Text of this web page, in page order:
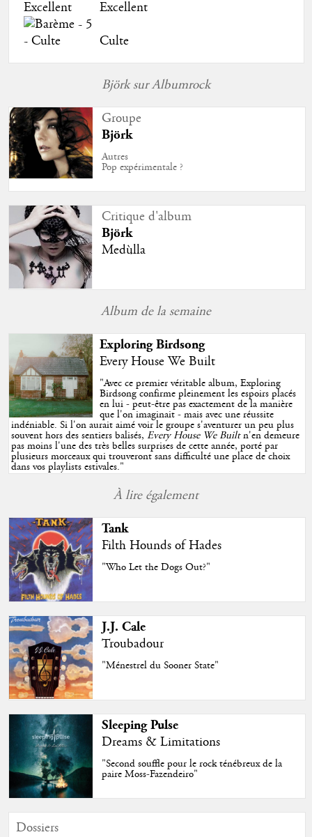
Excellent
Culte
Björk sur Albumrock
Groupe
Björk
Autres
Pop expérimentale ?
Critique d'album
Björk
Medùlla
Album de la semaine
Exploring Birdsong
Every House We Built
"Avec ce premier véritable album, Exploring
Birdsong confirme pleinement les espoirs placés
en lui - peut-être pas exactement de la manière
que l'on imaginait - mais avec une réussite
indéniable. Si l'on aurait aimé voir le groupe s'aventurer un peu plus
souvent hors des sentiers balisés,Every House We Builtn'en demeure
pas moins l'une des très belles surprises de cette année, porté par
plusieurs morceaux qui trouveront sans difficulté une place de choix
dans vos playlists estivales."
À lire également
Tank
Filth Hounds of Hades
"Who Let the Dogs Out?"
J.J. Cale
Troubadour
"Ménestrel du Sooner State"
Sleeping Pulse
Dreams & Limitations
"Second souffle pour le rock ténébreux de la
paire Moss-Fazendeiro"
Dossiers